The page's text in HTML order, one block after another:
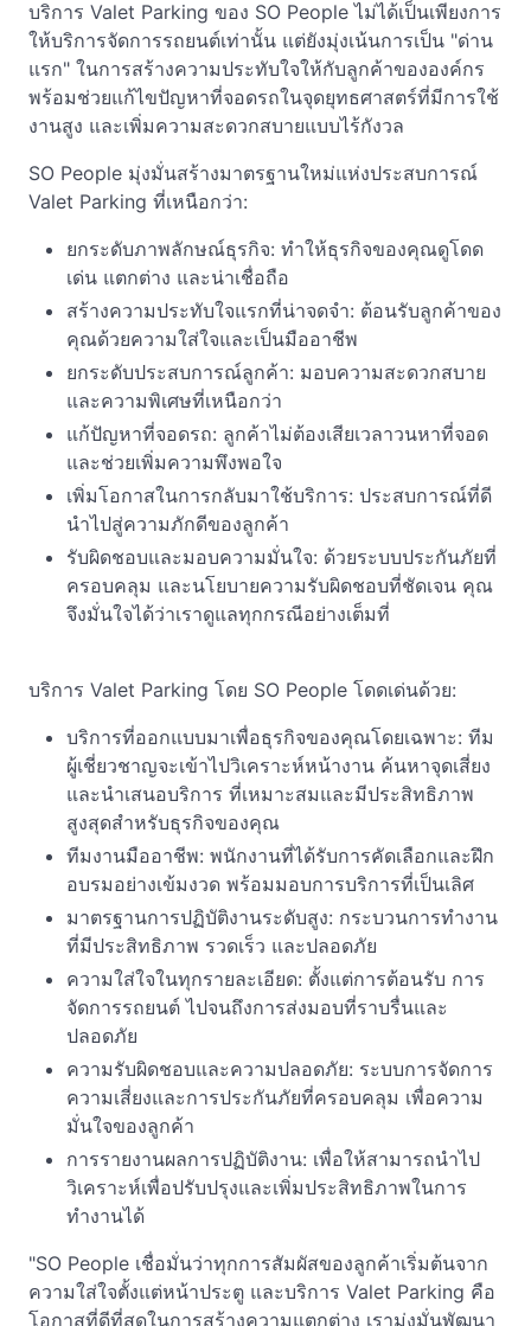
บริการ Valet Parking ของ SO People ไม่ได้เป็นเพียงการ
ให้บริการจัดการรถยนต์เท่านั้น แต่ยังมุ่งเน้นการเป็น "ด่าน
แรก" ในการสร้างความประทับใจให้กับลูกค้าขององค์กร
พร้อมช่วยแก้ไขปัญหาที่จอดรถในจุดยุทธศาสตร์ที่มีการใช้
งานสูง และเพิ่มความสะดวกสบายแบบไร้กังวล
SO People มุ่งมั่นสร้างมาตรฐานใหม่แห่งประสบการณ์
Valet Parking ที่เหนือกว่า:
ยกระดับภาพลักษณ์ธุรกิจ: ทำให้ธุรกิจของคุณดูโดด
เด่น แตกต่าง และน่าเชื่อถือ
สร้างความประทับใจแรกที่น่าจดจำ: ต้อนรับลูกค้าของ
คุณด้วยความใส่ใจและเป็นมืออาชีพ
ยกระดับประสบการณ์ลูกค้า: มอบความสะดวกสบาย
และความพิเศษที่เหนือกว่า
แก้ปัญหาที่จอดรถ: ลูกค้าไม่ต้องเสียเวลาวนหาที่จอด
และช่วยเพิ่มความพึงพอใจ
เพิ่มโอกาสในการกลับมาใช้บริการ: ประสบการณ์ที่ดี
นำไปสู่ความภักดีของลูกค้า
รับผิดชอบและมอบความมั่นใจ: ด้วยระบบประกันภัยที่
ครอบคลุม และนโยบายความรับผิดชอบที่ชัดเจน คุณ
จึงมั่นใจได้ว่าเราดูแลทุกกรณีอย่างเต็มที่
บริการ Valet Parking โดย SO People โดดเด่นด้วย:
บริการที่ออกแบบมาเพื่อธุรกิจของคุณโดยเฉพาะ: ทีม
ผู้เชี่ยวชาญจะเข้าไปวิเคราะห์หน้างาน ค้นหาจุดเสี่ยง
และนำเสนอบริการ ที่เหมาะสมและมีประสิทธิภาพ
สูงสุดสำหรับธุรกิจของคุณ
ทีมงานมืออาชีพ: พนักงานที่ได้รับการคัดเลือกและฝึก
อบรมอย่างเข้มงวด พร้อมมอบการบริการที่เป็นเลิศ
มาตรฐานการปฏิบัติงานระดับสูง: กระบวนการทำงาน
ที่มีประสิทธิภาพ รวดเร็ว และปลอดภัย
ความใส่ใจในทุกรายละเอียด: ตั้งแต่การต้อนรับ การ
จัดการรถยนต์ ไปจนถึงการส่งมอบที่ราบรื่นและ
ปลอดภัย
ความรับผิดชอบและความปลอดภัย: ระบบการจัดการ
ความเสี่ยงและการประกันภัยที่ครอบคลุม เพื่อความ
มั่นใจของลูกค้า
การรายงานผลการปฏิบัติงาน: เพื่อให้สามารถนำไป
วิเคราะห์เพื่อปรับปรุงและเพิ่มประสิทธิภาพในการ
ทำงานได้
"SO People เชื่อมั่นว่าทุกการสัมผัสของลูกค้าเริ่มต้นจาก
ความใส่ใจตั้งแต่หน้าประตู และบริการ Valet Parking คือ
โอกาสที่ดีที่สุดในการสร้างความแตกต่าง เรามุ่งมั่นพัฒนา